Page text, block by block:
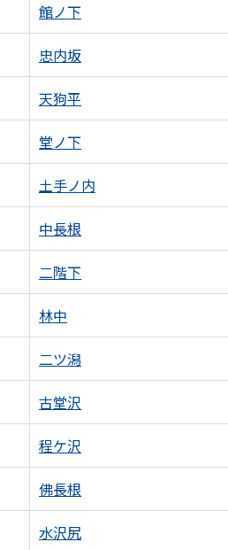
館ノ下
忠内坂
天狗平
堂ノ下
土手ノ内
中長根
二階下
林中
二ツ潟
古堂沢
程ケ沢
佛長根
水沢尻